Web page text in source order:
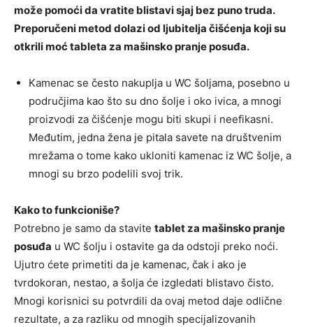
može pomoći da vratite blistavi sjaj bez puno truda.
Preporučeni metod dolazi od ljubitelja čišćenja koji su
otkrili moć tableta za mašinsko pranje posuđa.
Kamenac se često nakuplja u WC šoljama, posebno u
područjima kao što su dno šolje i oko ivica, a mnogi
proizvodi za čišćenje mogu biti skupi i neefikasni.
Međutim, jedna žena je pitala savete na društvenim
mrežama o tome kako ukloniti kamenac iz WC šolje, a
mnogi su brzo podelili svoj trik.
Kako to funkcioniše?
Potrebno je samo da stavite tablet za mašinsko pranje
posuđa u WC šolju i ostavite ga da odstoji preko noći.
Ujutro ćete primetiti da je kamenac, čak i ako je
tvrdokoran, nestao, a šolja će izgledati blistavo čisto.
Mnogi korisnici su potvrdili da ovaj metod daje odlične
rezultate, a za razliku od mnogih specijalizovanih